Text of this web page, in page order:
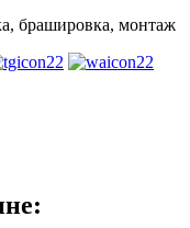
брашировка, монтаж